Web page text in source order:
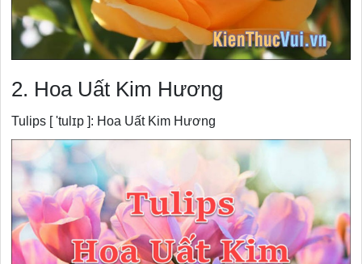
2. Hoa Uất Kim Hương
Tulips [ 'tulɪp ]: Hoa Uất Kim Hương